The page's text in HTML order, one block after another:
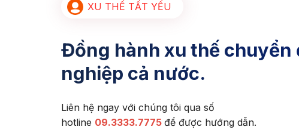
XU THẾ TẤT YẾU
Đồng hành xu thế chuyển
nghiệp cả nước.
Liên hệ ngay với chúng tôi qua số
hotline 09.3333.7775 để được hướng dẫn.